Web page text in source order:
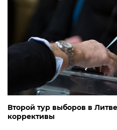
Второй тур выборов в
коррективы